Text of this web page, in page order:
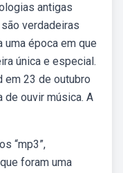
antigas
verdadeiras
uma época em que
única e especial.
em 23 de outubro
de ouvir música. A
“mp3”,
foram uma